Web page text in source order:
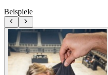
Beispiele